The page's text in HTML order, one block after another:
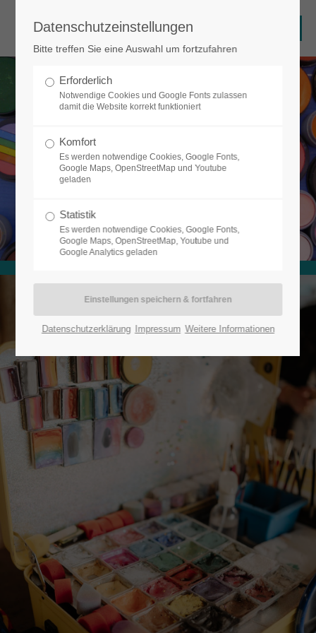
Passwort
Anmelden
Register|Lost your password?
Lorem ipsum dolor sit amet:
24h/ 365days
We offer support for our customers
Mon - Fri 8:00am - 5:00pm(GMT +1)
376-293 City Road, Suite 600
San Francisco, CA 94102
Have any questions?
+44 1234 567 890
Drop us a line
Datenschutzeinstellungen
Bitte treffen Sie eine Auswahl um fortzufahren
Erforderlich
Notwendige Cookies und Google Fonts zulassen
damit die Website korrekt funktioniert
Komfort
Es werden notwendige Cookies, Google Fonts,
Google Maps, OpenStreetMap und Youtube
geladen
Statistik
Es werden notwendige Cookies, Google Fonts,
Google Maps, OpenStreetMap, Youtube und
Google Analytics geladen
Datenschutzerklärung Impressum Weitere Informationen